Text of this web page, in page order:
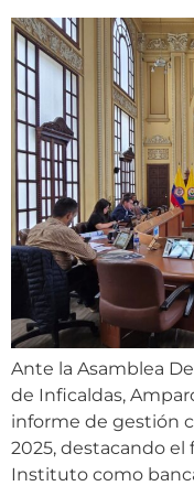
Ante la Asamblea
de Inficaldas,
informe de gestión
2025, destacando
Instituto como